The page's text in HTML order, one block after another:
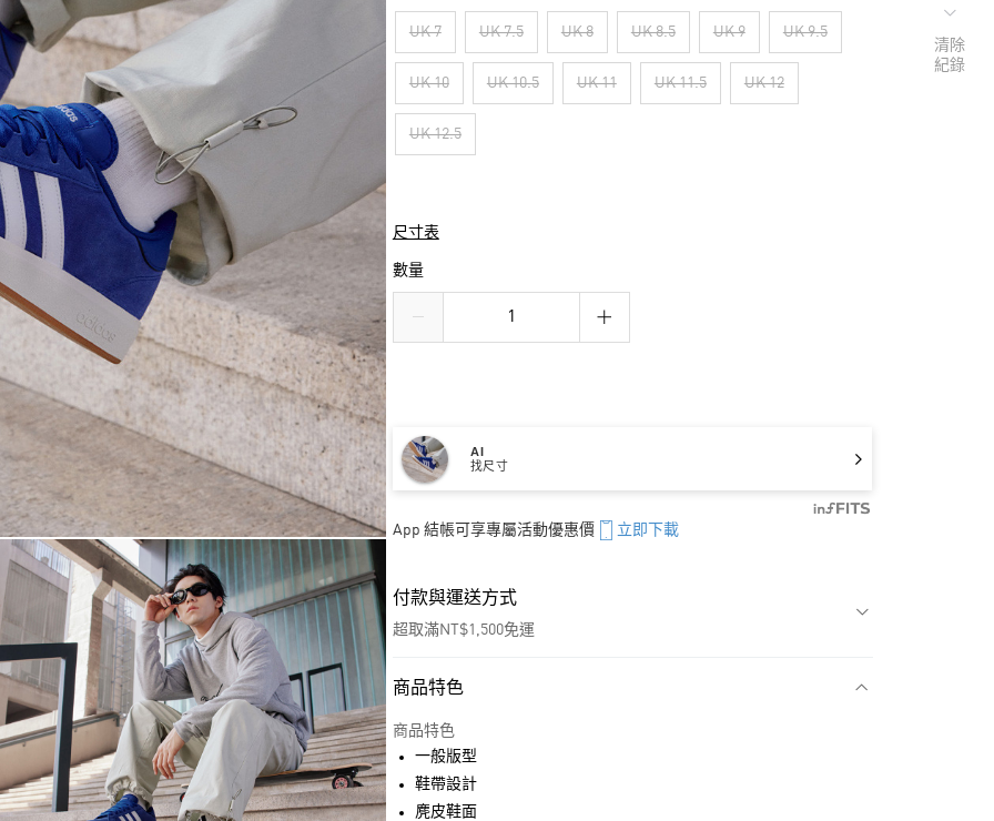
UK 7 UK 7.5 UK 8 UK 8.5 UK 9 UK 9.5
UK 10 UK 10.5 UK 11 UK 11.5 UK 12
UK 12.5
尺寸表
數量
AI
找尺寸
App 結帳可享專屬活動優惠價 立即下載
付款與運送方式
超取滿NT$1,500免運
付款方式
信用卡一次付款
LINE Pay
商品特色
商品特色
一般版型
鞋帶設計
麂皮鞋面
清除
紀錄